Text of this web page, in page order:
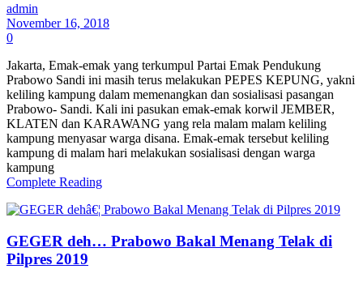
admin
November 16, 2018
0
Jakarta, Emak-emak yang terkumpul Partai Emak Pendukung
Prabowo Sandi ini masih terus melakukan PEPES KEPUNG, yakni
keliling kampung dalam memenangkan dan sosialisasi pasangan
Prabowo- Sandi. Kali ini pasukan emak-emak korwil JEMBER,
KLATEN dan KARAWANG yang rela malam malam keliling
kampung menyasar warga disana. Emak-emak tersebut keliling
kampung di malam hari melakukan sosialisasi dengan warga
kampung
Complete Reading
GEGER deh… Prabowo Bakal Menang Telak di
Pilpres 2019